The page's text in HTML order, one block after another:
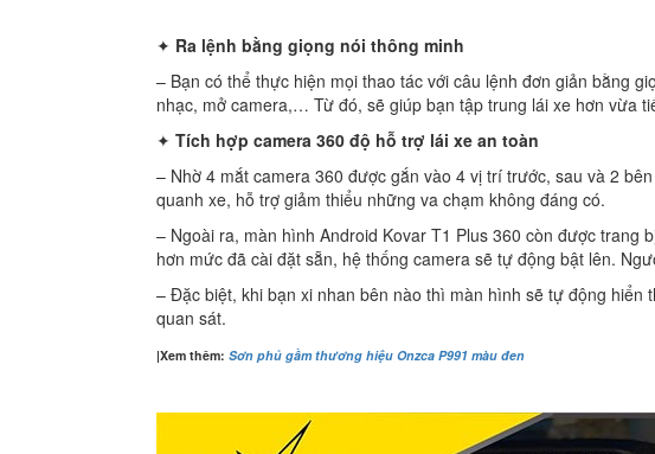
✦ Ra lệnh bằng giọng nói thông minh
– Bạn có thể thực hiện mọi thao tác với câu lệnh đơn giản bằng
nhạc, mở camera,… Từ đó, sẽ giúp bạn tập trung lái xe hơn vừa
✦ Tích hợp camera 360 độ hỗ trợ lái xe an toàn
– Nhờ 4 mắt camera 360 được gắn vào 4 vị trí trước, sau và 2
quanh xe, hỗ trợ giảm thiểu những va chạm không đáng có.
– Ngoài ra, màn hình Android Kovar T1 Plus 360 còn được trang
hơn mức đã cài đặt sẵn, hệ thống camera sẽ tự động bật lên.
– Đặc biệt, khi bạn xi nhan bên nào thì màn hình sẽ tự động hiển
quan sát.
|Xem thêm: Sơn phủ gầm thương hiệu Onzca P991 màu đen